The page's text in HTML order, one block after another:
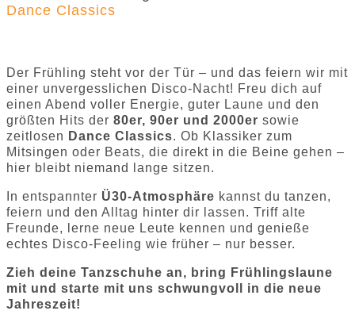
Dance Classics
Der Frühling steht vor der Tür – und das feiern wir mit
einer unvergesslichen Disco-Nacht! Freu dich auf
einen Abend voller Energie, guter Laune und den
größten Hits der 80er, 90er und 2000er sowie
zeitlosen Dance Classics. Ob Klassiker zum
Mitsingen oder Beats, die direkt in die Beine gehen –
hier bleibt niemand lange sitzen.
In entspannter Ü30-Atmosphäre kannst du tanzen,
feiern und den Alltag hinter dir lassen. Triff alte
Freunde, lerne neue Leute kennen und genieße
echtes Disco-Feeling wie früher – nur besser.
Zieh deine Tanzschuhe an, bring Frühlingslaune
mit und starte mit uns schwungvoll in die neue
Jahreszeit!